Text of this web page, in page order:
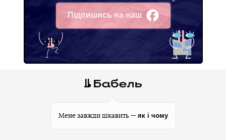
Підпишись на наш
Facebook
Мене завжди цікавить — як і чому